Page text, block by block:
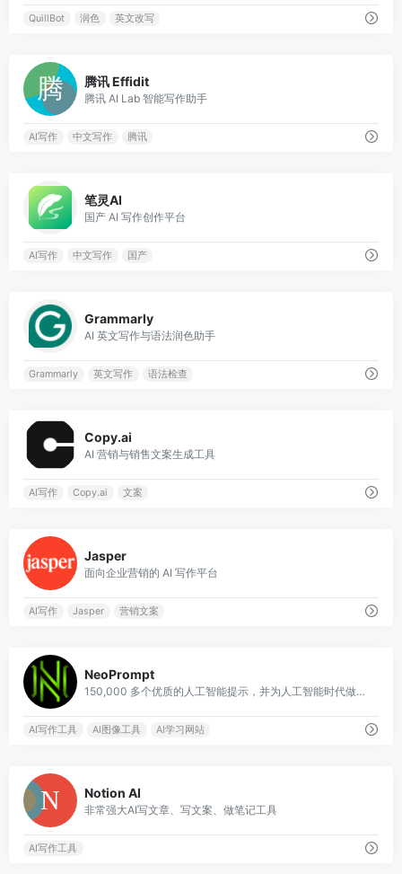
QuillBot 润色 英文改写
腾讯 Effidit
腾讯 AI Lab 智能写作助手
AI写作 中文写作 腾讯
笔灵AI
国产 AI 写作创作平台
AI写作 中文写作 国产
Grammarly
AI 英文写作与语法润色助手
Grammarly 英文写作 语法检查
Copy.ai
AI 营销与销售文案生成工具
AI写作 Copy.ai 文案
Jasper
面向企业营销的 AI 写作平台
AI写作 Jasper 营销文案
NeoPrompt
150,000 多个优质的人工智能提示，并为人工智能时代做好准备！生成更好的输出，节省时间和 API 成本。
AI写作工具 AI图像工具 AI学习网站
Notion AI
非常强大AI写文章、写文案、做笔记工具
AI写作工具